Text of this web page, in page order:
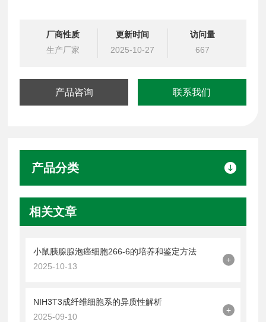
厂商性质
生产厂家
更新时间
2025-10-27
访问量
667
产品咨询 联系我们
产品分类
相关文章
小鼠胰腺腺泡癌细胞266-6的培养和鉴定方法
2025-10-13
+
NIH3T3成纤维细胞系的异质性解析
2025-09-10
+